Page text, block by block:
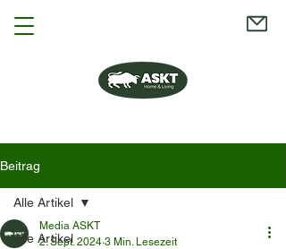
Beitrag
Alle Artikel
Alle Artikel
Media ASKT
2. Sept. 2024 3 Min. Lesezeit